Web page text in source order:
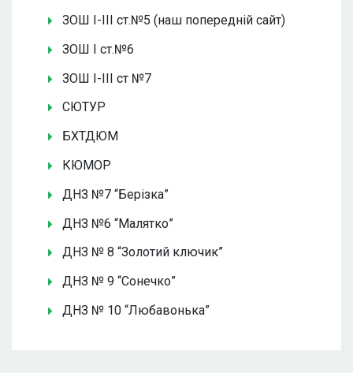
ЗОШ І-ІІІ ст.№5 (наш попередній сайт)
ЗОШ І ст.№6
ЗОШ І-ІІІ ст №7
СЮТУР
БХТДЮМ
КЮМОР
ДНЗ №7 “Берізка”
ДНЗ №6 “Малятко”
ДНЗ № 8 “Золотий ключик”
ДНЗ № 9 “Сонечко”
ДНЗ № 10 “Любавонька”